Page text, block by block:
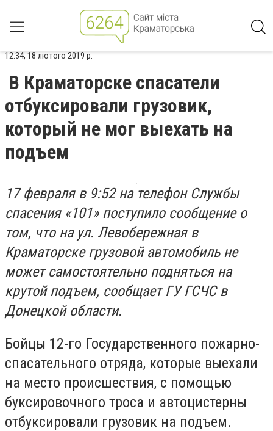
12:34, 18 лютого 2019 р.
В Краматорске спасатели
отбуксировали грузовик,
который не мог выехать на
подъем
17 февраля в 9:52 на телефон Службы
спасения «101» поступило сообщение о
том, что на ул. Левобережная в
Краматорске грузовой автомобиль не
может самостоятельно подняться на
крутой подъем, сообщает ГУ ГСЧС в
Донецкой области.
Бойцы 12-го Государственного пожарно-
спасательного отряда, которые выехали
на место происшествия, с помощью
буксировочного троса и автоцистерны
отбуксировали грузовик на подъем.